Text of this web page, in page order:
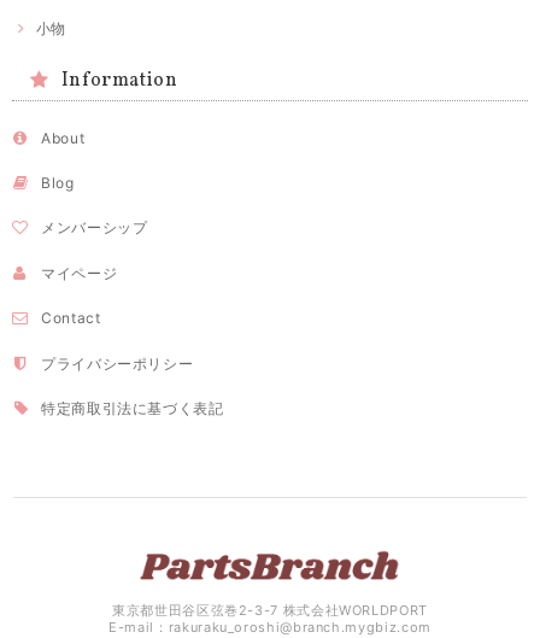
小物
Information
About
Blog
メンバーシップ
マイページ
Contact
プライバシーポリシー
特定商取引法に基づく表記
東京都世田谷区弦巻2-3-7 株式会社WORLDPORT
E-mail： rakuraku_oroshi@branch.mygbiz.com